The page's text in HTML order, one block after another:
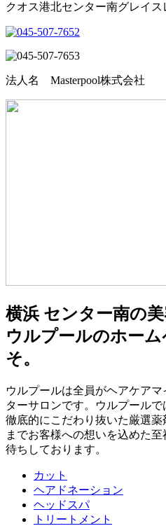
クオス港北センター南グレイス
法人名 Masterpool株式会社
横浜 センター南の
ウルプールのホー
そ。
ウルプールは全員がヘアケア
ターサロンです。ウルプール
徹底的にこだわり抜いた厳選
までお客様への想いを込めた
待ちしております。
カット
ヘアドネーション
ヘッドスパ
トリートメント